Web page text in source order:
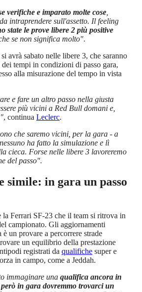
verifiche e imparato molte cose
intraprendere sull'assetto. Il feeling
state le prove libere 2 più positive
se non significa molto".
avrà sabato nelle libere 3, che saranno
tempi in condizioni di passo gara,
alla misurazione del tempo in vista
e fare un altro passo nella giusta
più vicini a Red Bull domani e,
, continua Leclerc.
che saremo vicini, per la gara - a
ha fatto la simulazione e lì
cieca. Forse nelle libere 3 lavoreremo
del passo".
simile: in gara un passo
la Ferrari SF-23 che il team si ritrova in
campionato. Gli aggiornamenti
un provare a percorrere strade
un equilibrio della prestazione
registrati da qualifiche super e
in campo, come a Jeddah.
immaginare una qualifica ancora in
in gara dovremmo trovarci un